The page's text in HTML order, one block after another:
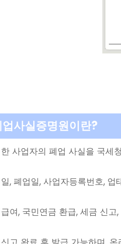
업사실증명원이란?
사업자의 폐업 사실을 국세
, 폐업일, 사업자등록번호, 업
여, 국민연금 환급, 세금 신고